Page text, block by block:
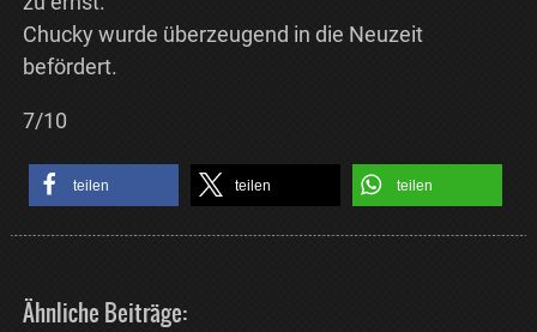
Chucky wurde überzeugend in die Neuzeit
befördert.
7/10
teilen teilen teilen
Ähnliche Beiträge: